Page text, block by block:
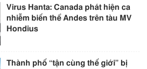
Virus Hanta: Canada phát hiện ca
nhiễm biến thể Andes trên tàu MV
Hondius
Thành phố “tận cùng thế giới” bị